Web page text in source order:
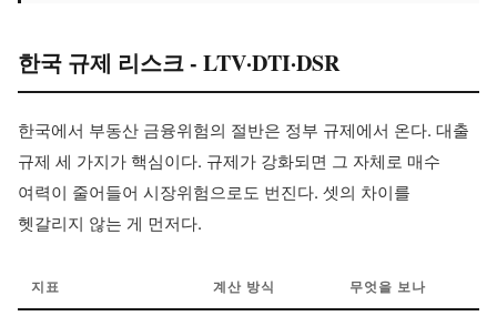
한국 규제 리스크 - LTV·DTI·DSR
한국에서 부동산 금융위험의 절반은 정부 규제에서 온다. 대출
규제 세 가지가 핵심이다. 규제가 강화되면 그 자체로 매수
여력이 줄어들어 시장위험으로도 번진다. 셋의 차이를
헷갈리지 않는 게 먼저다.
지표 계산 방식 무엇을 보나